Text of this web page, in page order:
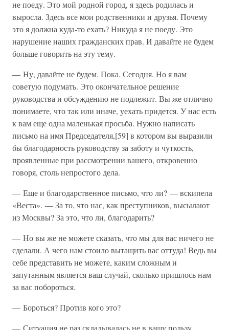
не поеду. Это мой родной город, я здесь родилась и
выросла. Здесь все мои родственники и друзья. Почему
это я должна куда-то ехать? Никуда я не поеду. Это
нарушение наших гражданских прав. И давайте не будем
больше говорить на эту тему.
— Ну, давайте не будем. Пока. Сегодня. Но я вам
советую подумать. Это окончательное решение
руководства и обсуждению не подлежит. Вы же отлично
понимаете, что так или иначе, уехать придется. У нас есть
к вам еще одна маленькая просьба. Нужно написать
письмо на имя Председателя,[59] в котором вы выразили
бы благодарность руководству за заботу и чуткость,
проявленные при рассмотрении вашего, откровенно
говоря, столь непростого дела.
— Еще и благодарственное письмо, что ли? — вскипела
«Веста». — За то, что нас, как преступников, высылают
из Москвы? За это, что ли, благодарить?
— Но вы же не можете сказать, что мы для вас ничего не
сделали. А чего нам стоило вытащить вас оттуда! Ведь вы
себе представить не можете, каким сложным и
запутанным является ваш случай, сколько пришлось нам
за вас побороться.
— Бороться? Против кого это?
— Ситуация не раз складывалась не в вашу пользу,